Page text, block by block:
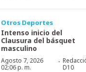
Otros Deportes
Intenso inicio del
Clausura del básquet
masculino
Agosto 7, 2026
02:06 p. m.
·
D10